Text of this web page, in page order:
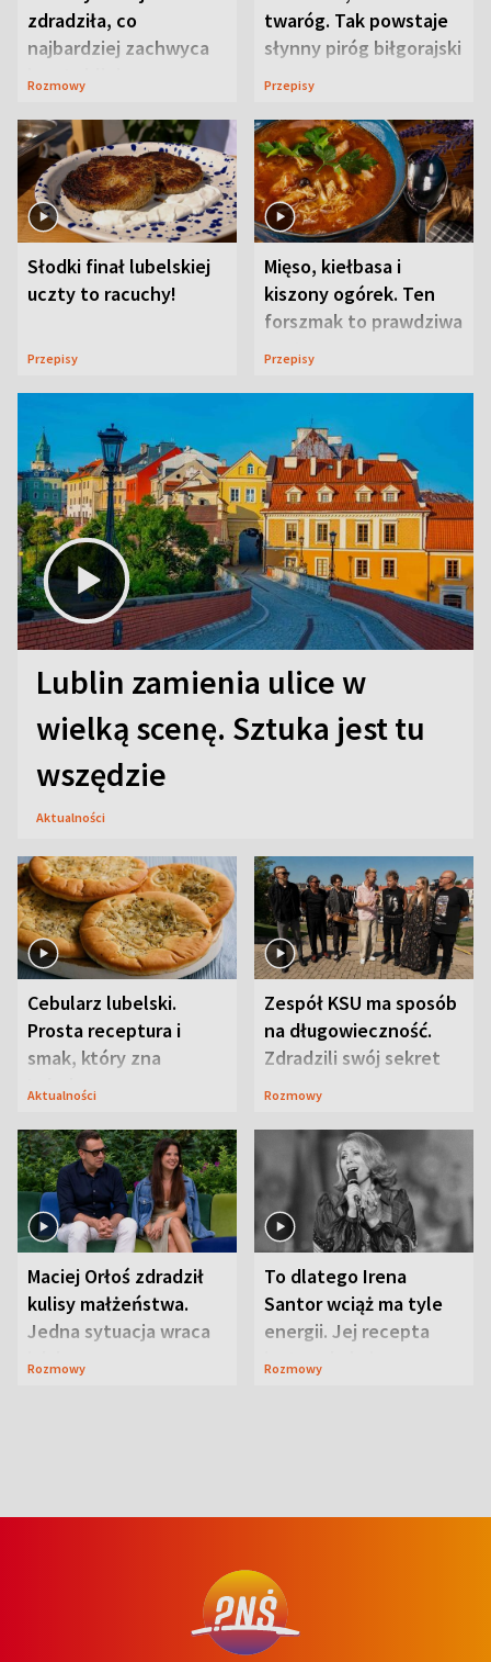
zdradziła, co
najbardziej zachwyca
ją w Lublinie
Rozmowy
twaróg. Tak powstaje
słynny piróg biłgorajski
Przepisy
Słodki finał lubelskiej
uczty to racuchy!
Przepisy
Mięso, kiełbasa i
kiszony ogórek. Ten
forszmak to prawdziwa
uczta
Przepisy
Lublin zamienia ulice w
wielką scenę. Sztuka jest tu
wszędzie
Aktualności
Cebularz lubelski.
Prosta receptura i
smak, który zna
Lubelszczyzna
Aktualności
Zespół KSU ma sposób
na długowieczność.
Zdradzili swój sekret
Rozmowy
Maciej Orłoś zdradził
kulisy małżeństwa.
Jedna sytuacja wraca
jak bumerang
Rozmowy
To dlatego Irena
Santor wciąż ma tyle
energii. Jej recepta
jest zaskakująco
Rozmowy